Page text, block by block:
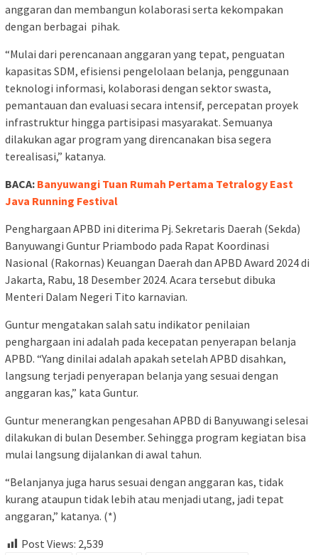
anggaran dan membangun kolaborasi serta kekompakan
dengan berbagai pihak.
“Mulai dari perencanaan anggaran yang tepat, penguatan
kapasitas SDM, efisiensi pengelolaan belanja, penggunaan
teknologi informasi, kolaborasi dengan sektor swasta,
pemantauan dan evaluasi secara intensif, percepatan proyek
infrastruktur hingga partisipasi masyarakat. Semuanya
dilakukan agar program yang direncanakan bisa segera
terealisasi,” katanya.
BACA: Banyuwangi Tuan Rumah Pertama Tetralogy East
Java Running Festival
Penghargaan APBD ini diterima Pj. Sekretaris Daerah (Sekda)
Banyuwangi Guntur Priambodo pada Rapat Koordinasi
Nasional (Rakornas) Keuangan Daerah dan APBD Award 2024 di
Jakarta, Rabu, 18 Desember 2024. Acara tersebut dibuka
Menteri Dalam Negeri Tito karnavian.
Guntur mengatakan salah satu indikator penilaian
penghargaan ini adalah pada kecepatan penyerapan belanja
APBD. “Yang dinilai adalah apakah setelah APBD disahkan,
langsung terjadi penyerapan belanja yang sesuai dengan
anggaran kas,” kata Guntur.
Guntur menerangkan pengesahan APBD di Banyuwangi selesai
dilakukan di bulan Desember. Sehingga program kegiatan bisa
mulai langsung dijalankan di awal tahun.
“Belanjanya juga harus sesuai dengan anggaran kas, tidak
kurang ataupun tidak lebih atau menjadi utang, jadi tepat
anggaran,” katanya. (*)
Post Views: 2,539